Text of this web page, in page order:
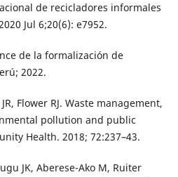
de recicladores informales
Jul 6;20(6): e7952.
de la formalización de
2022.
Flower RJ. Waste management,
pollution and public
Health. 2018; 72:237–43.
JK, Aberese-Ako M, Ruiter